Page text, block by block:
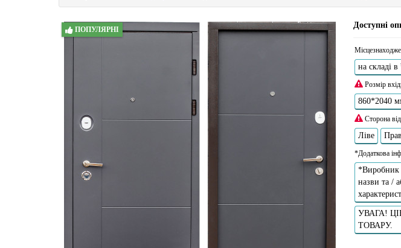
ПОПУЛЯРНІ Доступні
на складі в
Розмір
860*2040
Сторона
Ліве
*Додаткова
*Виробник
назви та /
УВАГА!
ТОВАРУ.